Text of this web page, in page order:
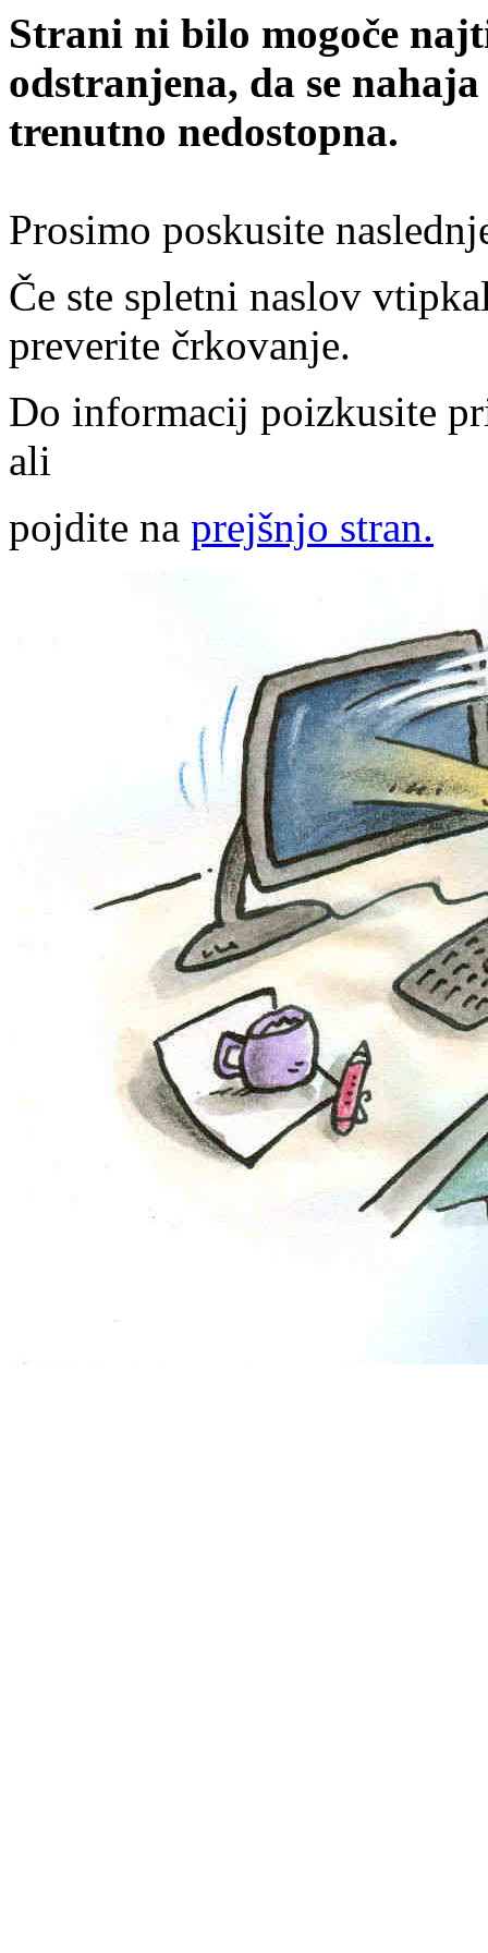
Strani ni bilo mogoče
odstranjena, da se
trenutno nedostopna.
Prosimo poskusite
Če ste spletni naslov
preverite črkovanje.
Do informacij poizkusite
ali
pojdite na prejšnjo stran.